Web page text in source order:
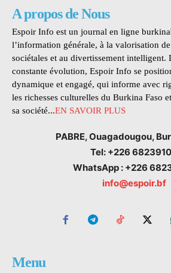
A propos de Nous
Espoir Info est un journal en ligne
l’information générale, à la valorisation
sociétales et au divertissement intelligent.
constante évolution, Espoir Info se
dynamique et engagé, qui informe avec
les richesses culturelles du Burkina Faso
sa société...EN SAVOIR PLUS
PABRE, Ouagadougou,
Tel: +226
WhatsApp : +226
info@espoir.bf
Menu